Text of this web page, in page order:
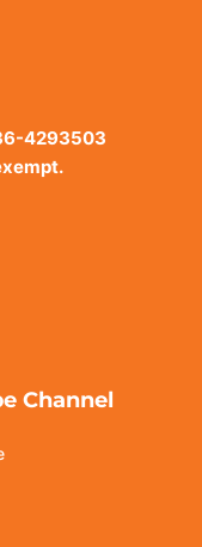
4293503
Channel